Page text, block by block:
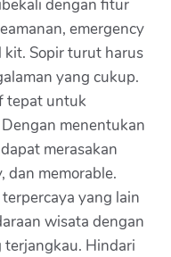
dengan fitur
emergency
kit. Sopir turut harus
yang cukup.
tepat untuk
menentukan
merasakan
dan memorable.
yang lain
wisata dengan
Hindari